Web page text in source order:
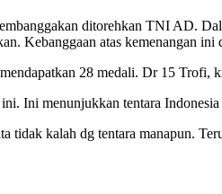
ditorehkan TNI AD.
Kebanggaan atas kemenangan
28 medali. Dr 15 Trofi,
Ini menunjukkan tentara
tidak kalah dg tentara manapun.